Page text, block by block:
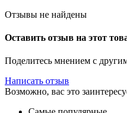
Отзывы не найдены
Оставить отзыв на этот
Поделитесь мнением с
Написать отзыв
Возможно, вас это